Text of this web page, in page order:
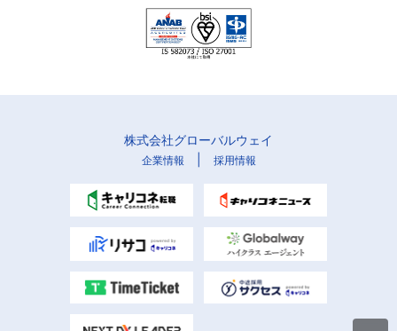
株式会社グローバルウェイ
企業情報 採用情報